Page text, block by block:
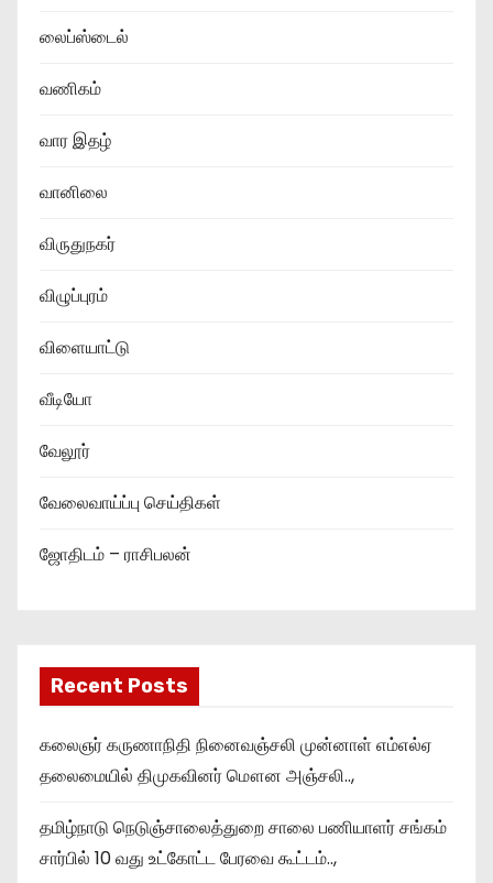
லைப்ஸ்டைல்
வணிகம்
வார இதழ்
வானிலை
விருதுநகர்
விழுப்புரம்
விளையாட்டு
வீடியோ
வேலூர்
வேலைவாய்ப்பு செய்திகள்
ஜோதிடம் – ராசிபலன்
Recent Posts
கலைஞர் கருணாநிதி நினைவஞ்சலி முன்னாள் எம்எல்ஏ
தலைமையில் திமுகவினர் மௌன அஞ்சலி..,
தமிழ்நாடு நெடுஞ்சாலைத்துறை சாலை பணியாளர் சங்கம்
சார்பில் 10 வது உட்கோட்ட பேரவை கூட்டம்..,